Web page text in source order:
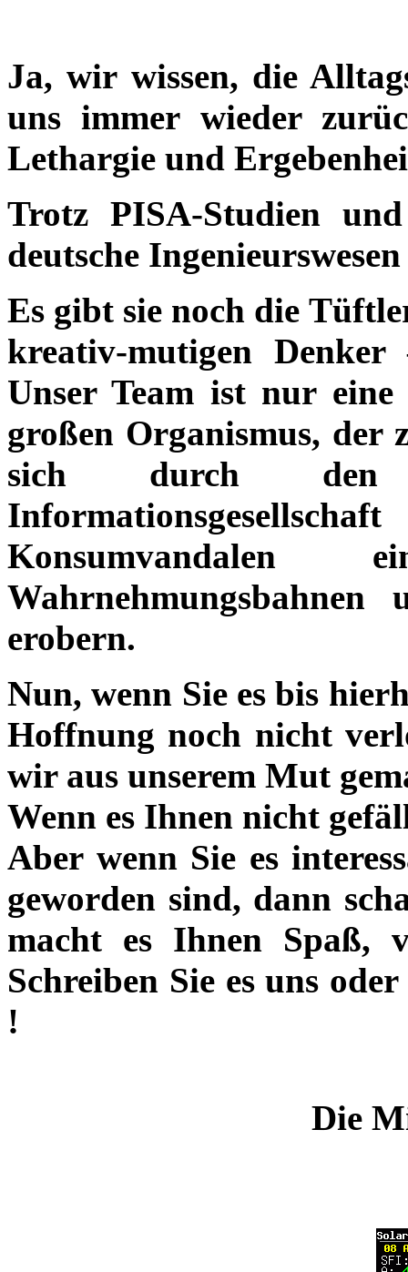
Ja, wir wissen, die
uns immer wieder
Lethargie und
Trotz PISA-Studien
deutsche
Es gibt sie noch die
kreativ-mutigen
Unser Team ist nur
großen Organismus, der
sich durch
erobern.
Nun, wenn Sie es bis
Hoffnung noch nicht
wir aus unserem Mut
Wenn es Ihnen nicht
Aber wenn Sie es
geworden sind, dann
macht es Ihnen Spaß,
Schreiben Sie es uns
!
Die